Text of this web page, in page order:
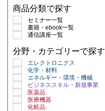
商品分類で探す
セミナー一覧
書籍・ebook一覧
通信講座一覧
分野・カテゴリーで探す
エレクトロニクス
化学・材料
エネルギー・環境・機械
ビジネススキル・新規事業
医薬品
医療機器
化粧品